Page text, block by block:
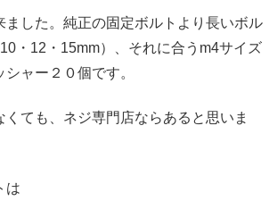
ました。純正の固定ボルトより長いボル
・12・15mm）、それに合うm4サイズ
ャー２０個です。
くても、ネジ専門店ならあると思いま
は